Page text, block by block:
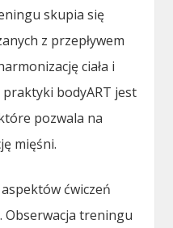
skupia się
z przepływem
ciała i
praktyki bodyART jest
pozwala na
mięśni.
ćwiczeń
Obserwacja treningu